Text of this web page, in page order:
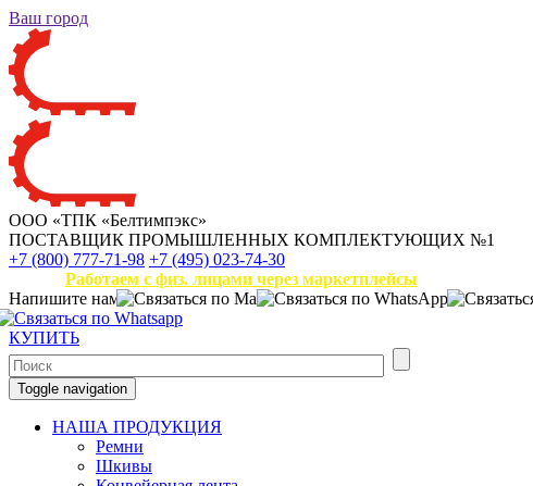
Ваш город
ООО «ТПК «Белтимпэкс»
ПОСТАВЩИК ПРОМЫШЛЕННЫХ КОМПЛЕКТУЮЩИХ №1
+7 (800) 777-71-98 +7 (495) 023-74-30
Работаем с физ. лицами через маркетплейсы
Напишите нам
КУПИТЬ
Toggle navigation
НАША ПРОДУКЦИЯ
Ремни
Шкивы